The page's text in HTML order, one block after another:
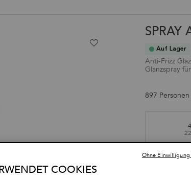
SPRAY
Auf Lager
Anti-Frizz
Glanzspray
897
Menge
COOKIES
Ohne